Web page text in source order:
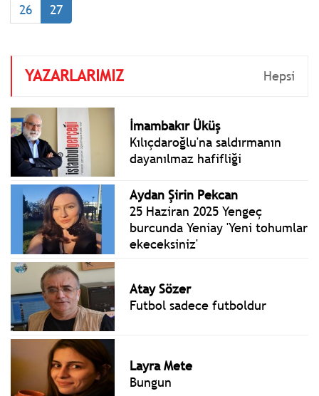
26
27
YAZARLARIMIZ Hepsi
İmambakır Üküş
Kılıçdaroğlu'na saldırmanın
dayanılmaz hafifliği
Aydan Şirin Pekcan
25 Haziran 2025 Yengeç
burcunda Yeniay 'Yeni tohumlar
ekeceksiniz'
Atay Sözer
Futbol sadece futboldur
Layra Mete
Bungun